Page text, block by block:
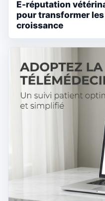
E-réputation
pour transformer
croissance